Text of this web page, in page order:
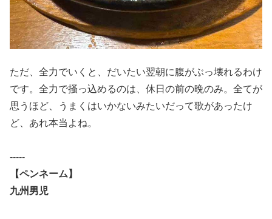
ただ、全力でいくと、だいたい翌朝に腹がぶっ壊れるわけ
です。全力で掻っ込めるのは、休日の前の晩のみ。全てが
思うほど、うまく はいかないみたいだって歌があったけ
ど、あれ本当よね。
-----
【ペンネーム】
九州男児